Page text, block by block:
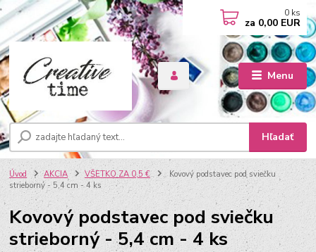
Menu
Hľadať
0 ks
za 0,00 EUR
Úvod AKCIA VŠETKO ZA 0,5 €
Kovový podstavec pod sviečku
strieborný - 5,4 cm - 4 ks
Kovový podstavec pod sviečku
strieborný - 5,4 cm - 4 ks